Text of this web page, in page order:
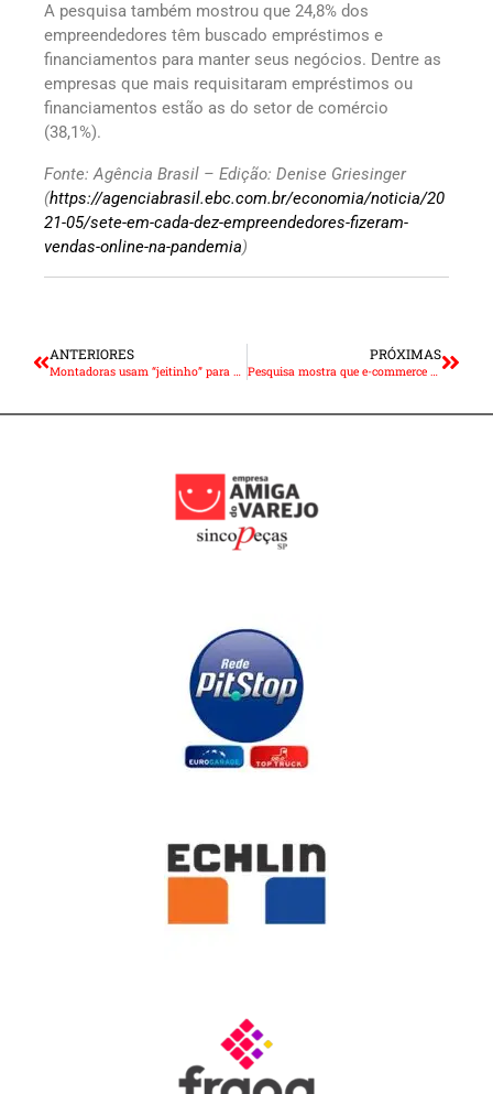
A pesquisa também mostrou que 24,8% dos
empreendedores têm buscado empréstimos e
financiamentos para manter seus negócios. Dentre as
empresas que mais requisitaram empréstimos ou
financiamentos estão as do setor de comércio
(38,1%).
Fonte: Agência Brasil – Edição: Denise Griesinger
(https://agenciabrasil.ebc.com.br/economia/noticia/20
21-05/sete-em-cada-dez-empreendedores-fizeram-
vendas-online-na-pandemia)
ANTERIORES
Montadoras usam “jeitinho” para contornar a crise dos semicondutores
PRÓXIMAS
Pesquisa mostra que e-commerce paulista cresceu 27% em 2020